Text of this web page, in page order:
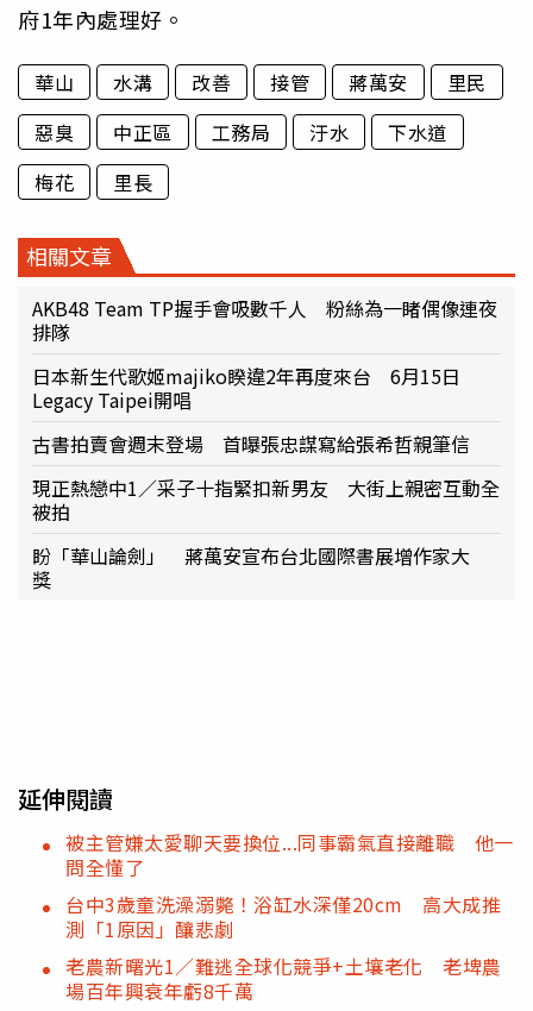
府1年內處理好。
華山 水溝 改善 接管 蔣萬安
里民
惡臭
中正區 工務局 汙水
下水道
梅花
里長
相關文章
AKB48 Team TP握手會吸數千人 粉絲為一睹偶像連夜
排隊
日本新生代歌姬majiko睽違2年再度來台 6月15日
Legacy Taipei開唱
古書拍賣會週末登場 首曝張忠謀寫給張希哲親筆信
現正熱戀中1／采子十指緊扣新男友 大街上親密互動全
被拍
盼「華山論劍」 蔣萬安宣布台北國際書展增作家大
獎
延伸閱讀
被主管嫌太愛聊天要換位...同事霸氣直接離職 他一
問全懂了
台中3歲童洗澡溺斃！浴缸水深僅20cm 高大成推
測「1原因」釀悲劇
老農新曙光1／難逃全球化競爭+土壤老化 老埤農
場百年興衰年虧8千萬